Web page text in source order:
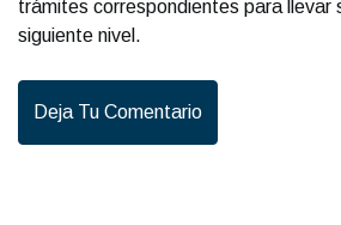
trámites correspondientes para llevar
siguiente nivel.
Deja Tu Comentario